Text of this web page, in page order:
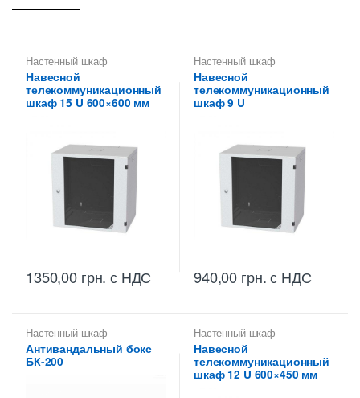
Настенный шкаф
Навесной
телекоммуникационный
шкаф 15 U 600×600 мм
1350,00 грн. с НДС
Настенный шкаф
Навесной
телекоммуникационный
шкаф 9 U
940,00 грн.с НДС
Настенный шкаф
Антивандальный бокс
БК-200
Настенный шкаф
Навесной
телекоммуникационный
шкаф 12 U 600×450 мм